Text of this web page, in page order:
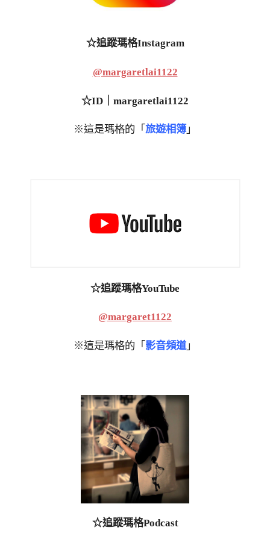
☆追蹤瑪格Instagram
@margaretlai1122
☆ID｜margaretlai1122
※這是瑪格的「 旅遊相簿 」
☆追蹤瑪格YouTube
@margaret1122
※這是瑪格的「 影音頻道」
☆追蹤瑪格Podcast